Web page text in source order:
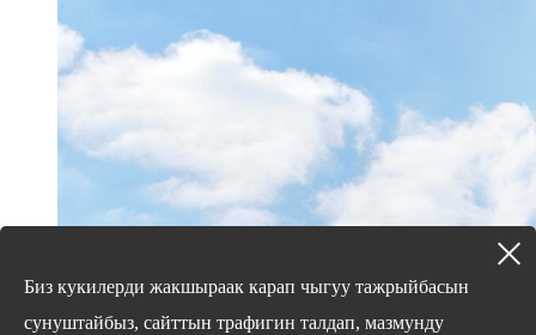
Биз кукилерди жакшыраак карап чыгуу тажрыйбасын
сунуштайбыз, сайттын трафигин талдап, мазмунду